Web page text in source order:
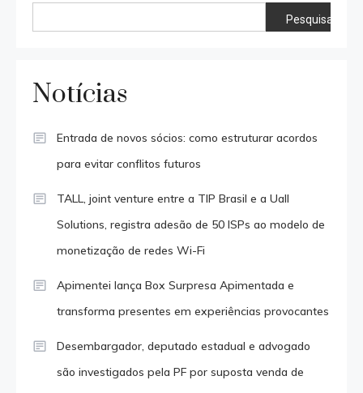
Pesquisar
Notícias
Entrada de novos sócios: como estruturar acordos
para evitar conflitos futuros
TALL, joint venture entre a TIP Brasil e a Uall
Solutions, registra adesão de 50 ISPs ao modelo de
monetização de redes Wi-Fi
Apimentei lança Box Surpresa Apimentada e
transforma presentes em experiências provocantes
Desembargador, deputado estadual e advogado
são investigados pela PF por suposta venda de